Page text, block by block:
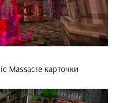
Massacre карточки